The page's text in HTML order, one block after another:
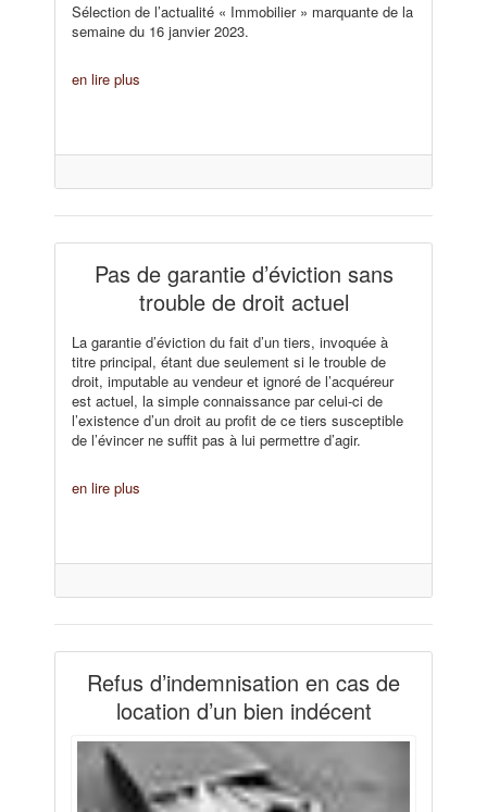
Sélection de l’actualité « Immobilier » marquante de la
semaine du 16 janvier 2023.
en lire plus
Pas de garantie d’éviction sans
trouble de droit actuel
La garantie d’éviction du fait d’un tiers, invoquée à
titre principal, étant due seulement si le trouble de
droit, imputable au vendeur et ignoré de l’acquéreur
est actuel, la simple connaissance par celui-ci de
l’existence d’un droit au profit de ce tiers susceptible
de l’évincer ne suffit pas à lui permettre d’agir.
en lire plus
Refus d’indemnisation en cas de
location d’un bien indécent